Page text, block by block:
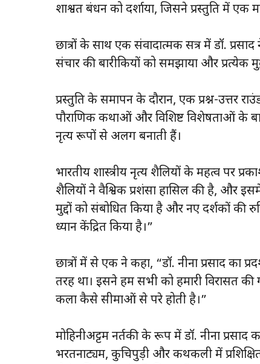
शाश्वत बंधन को दर्शाया, जिसने प्रस्तुति में एक
छात्रों के साथ एक संवादात्मक सत्र में डॉ.
संचार की बारीकियों को समझाया और प्रत्येक
प्रस्तुति के समापन के दौरान, एक प्रश्न-उत्तर
पौराणिक कथाओं और विशिष्ट विशेषताओं के बारे
नृत्य रूपों से अलग बनाती हैं।
भारतीय शास्त्रीय नृत्य शैलियों के महत्व पर
शैलियों ने वैश्विक प्रशंसा हासिल की है, और
मुद्दों को संबोधित किया है और नए दर्शकों
ध्यान केंद्रित किया है।”
छात्रों में से एक ने कहा, “डॉ. नीना प्रसाद
तरह था। इसने हम सभी को हमारी विरासत
कला कैसे सीमाओं से परे होती है।”
मोहिनीअट्टम नर्तकी के रूप में डॉ. नीना प्रसाद
भरतनाट्यम, कुचिपुड़ी और कथकली में